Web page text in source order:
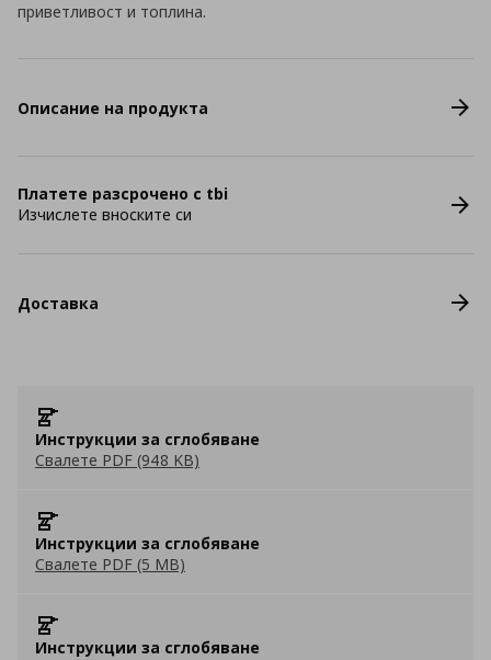
приветливост и топлина.
Описание на продукта
Платете разсрочено с tbi
Изчислете вноските си
Доставка
Инструкции за сглобяване
Свалете PDF (948 KB)
Инструкции за сглобяване
Свалете PDF (5 MB)
Инструкции за сглобяване